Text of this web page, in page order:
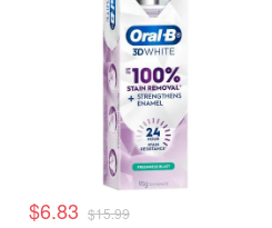
$6.83 $15.99